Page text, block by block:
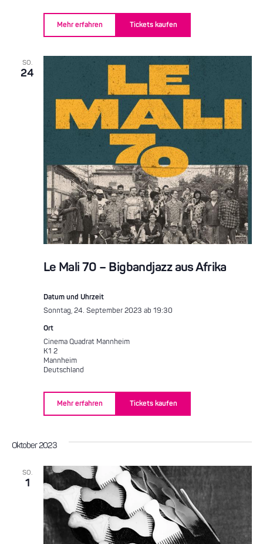
Mehr erfahren Tickets kaufen
SO.
24
Le Mali 70 – Bigbandjazz aus Afrika
Datum und Uhrzeit
Sonntag, 24. September 2023 ab 19:30
Ort
Cinema Quadrat Mannheim
K1 2
Mannheim
Deutschland
Mehr erfahren Tickets kaufen
Oktober 2023
SO.
1